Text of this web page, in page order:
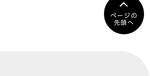
ページの
先頭へ